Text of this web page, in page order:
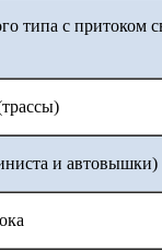
типа с притоком
и автовышки)